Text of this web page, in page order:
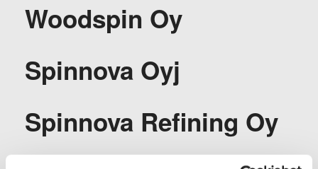
Woodspin Oy
Spinnova Oyj
Spinnova Refining Oy